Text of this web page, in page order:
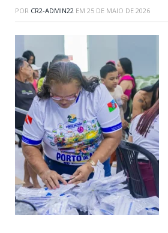
POR CR2-ADMIN22 EM 25 DE MAIO DE 2026